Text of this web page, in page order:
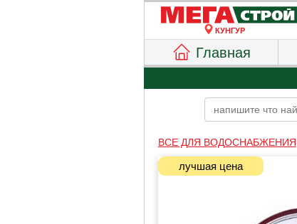
КУНГУР
Главная
ВСЕ ДЛЯ ВОДОСНАБЖЕНИЯ